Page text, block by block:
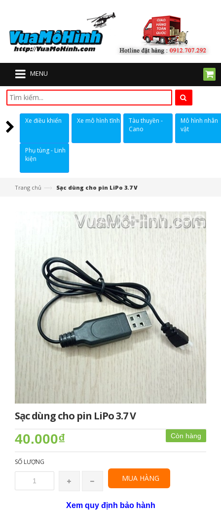
MENU
Xe điều khiển Xe mô hình tĩnh
Tàu thuyền -
Cano
Mô hình nhân
vật
Phụ tùng - Linh
kiện
Trang chủ —› Sạc dùng cho pin LiPo 3.7 V
Sạc dùng cho pin LiPo 3.7 V
Còn hàng
40.000₫
SỐ LƯỢNG
MUA HÀNG
Xem quy định bảo hành